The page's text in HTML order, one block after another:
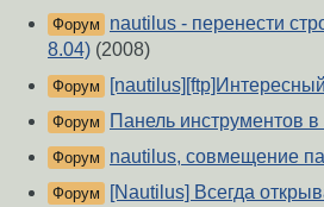
Форум
nautilus - перенести
8.04) (2008)
Форум
Форум Панель инструментов в
Форум nautilus, совмещение
Форум
[Nautilus] Всегда